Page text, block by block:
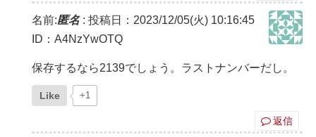
名前:匿名: 投稿日：2023/12/05(火) 10:16:45
ID：A4NzYwOTQ
保存するなら2139でしょう。ラストナンバーだし。
Like +1
返信